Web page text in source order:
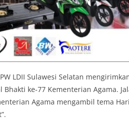
LDII Sulawesi Selatan
Bhakti ke-77 Kementerian Agama.
Agama mengambil tema